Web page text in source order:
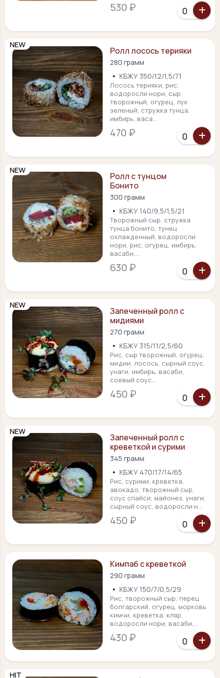
530 ₽
NEW
Ролл лосось терияки
280 грамм
• КБЖУ 350/12/1,5/71
Лосось терияки, рис,
водоросли нори, сыр
творожный, огурец, лук
зеленый, стружка тунца,
имбирь, васа...
470 ₽
NEW
Ролл с тунцом
Бонито
300 грамм
• КБЖУ 140/9,5/1,5/21
Творожный сыр, стружка
тунца бонито, тунец
охлажденный, водоросли
нори, рис, огурец, имбирь,
васаби,...
630 ₽
NEW
Запеченный ролл с
мидиями
270 грамм
• КБЖУ 315/11/2,5/60
Рис, сыр творожный, огурец,
мидии, лосось, сырный соус,
унаги, имбирь, васаби,
соевый соус...
450 ₽
NEW
Запеченный ролл с
креветкой и сурими
345 грамм
• КБЖУ 470/17/14/65
Рис, сурими, креветка,
авокадо, творожный сыр,
соус спайси, майонез, унаги,
сырный соус, водоросли н...
450 ₽
Кимпаб с креветкой
290 грамм
• КБЖУ 150/7/0,5/29
Рис, творожный сыр, перец
болгарский, огурец, морковь
кимчи, креветка, кляр,
водоросли нори, васаби,...
430 ₽
HIT